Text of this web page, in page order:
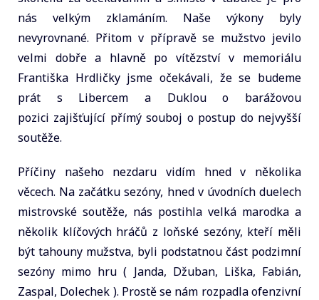
nás velkým zklamáním. Naše výkony byly
nevyrovnané. Přitom v přípravě se mužstvo jevilo
velmi dobře a hlavně po vítězství v memoriálu
Františka Hrdličky jsme očekávali, že se budeme
prát s Libercem a Duklou o barážovou
pozici zajišťující přímý souboj o postup do nejvyšší
soutěže.
Příčiny našeho nezdaru vidím hned v několika
věcech. Na začátku sezóny, hned v úvodních duelech
mistrovské soutěže, nás postihla velká marodka a
několik klíčových hráčů z loňské sezóny, kteří měli
být tahouny mužstva, byli podstatnou část podzimní
sezóny mimo hru ( Janda, Džuban, Liška, Fabián,
Zaspal, Dolechek ). Prostě se nám rozpadla ofenzivní